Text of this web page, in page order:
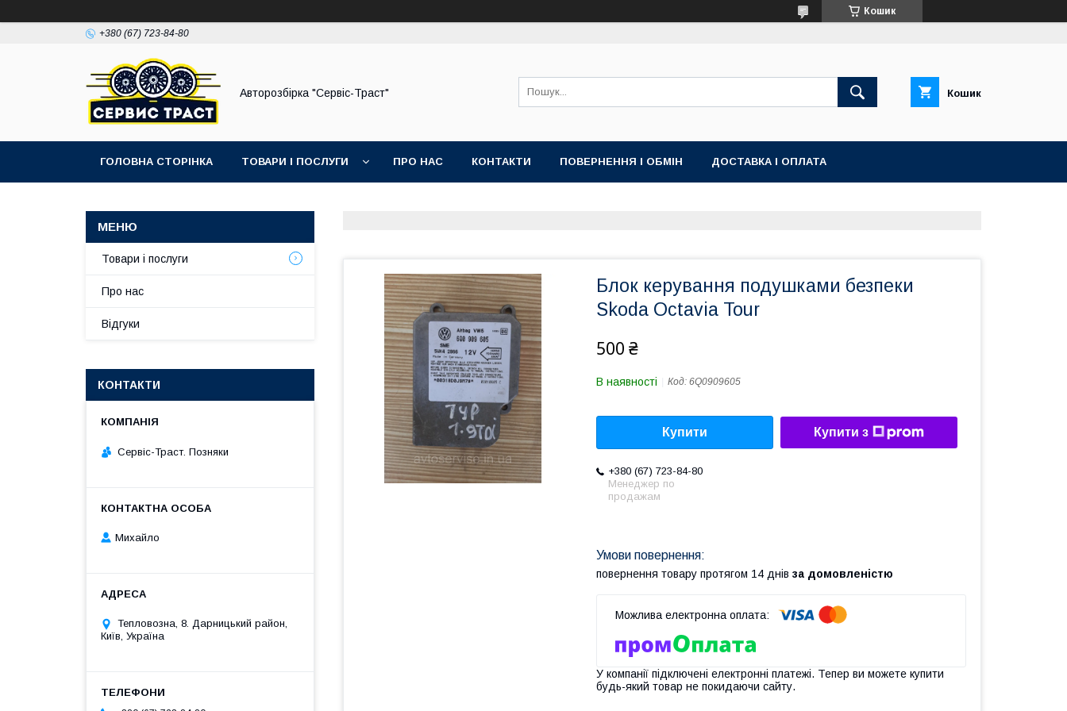
Кошик
+380 (67) 723-84-80
Авторозбірка "Сервіс-Траст" Кошик
ГОЛОВНА СТОРІНКА ТОВАРИ І ПОСЛУГИ ПРО НАС КОНТАКТИ ПОВЕРНЕННЯ І ОБМІН ДОСТАВКА І ОПЛАТА
Блок керування подушками безпеки
Skoda Octavia Tour
500 ₴
В наявності Код: 6Q0909605
Купити Купити з
+380 (67) 723-84-80
Менеджер по
продажам
повернення товару протягом 14 днів за домовленістю
У компанії підключені електронні платежі. Тепер ви можете купити
будь-який товар не покидаючи сайту.
Товари і послуги
Про нас
Відгуки
КОНТАКТИ
Сервіс-Траст. Позняки
Михайло
Тепловозна, 8. Дарницький район,
Київ, Україна